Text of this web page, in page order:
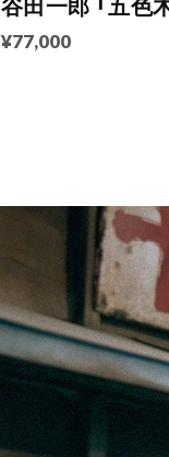
谷田一郎 「五色
¥77,000